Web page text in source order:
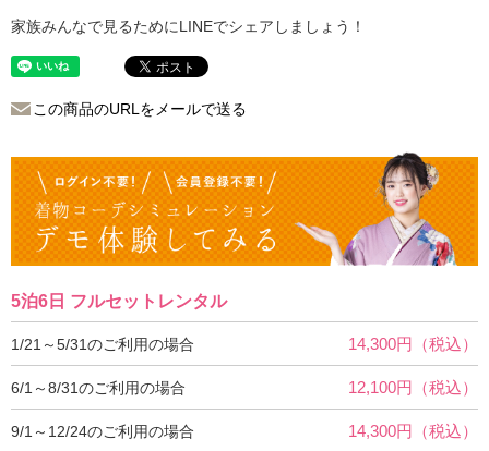
家族みんなで見るためにLINEでシェアしましょう！
この商品のURLをメールで送る
5泊6日 フルセットレンタル
1/21～5/31のご利用の場合 14,300円（税込）
6/1～8/31のご利用の場合 12,100円（税込）
9/1～12/24のご利用の場合 14,300円（税込）